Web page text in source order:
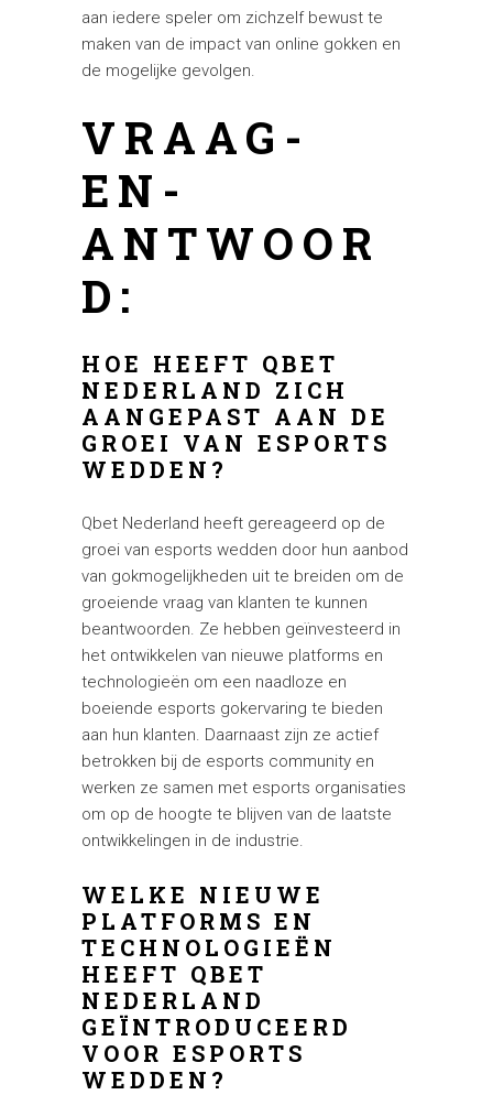
aan iedere speler om zichzelf bewust te
maken van de impact van online gokken en
de mogelijke gevolgen.
VRAAG-
EN-
ANTWOOR
D:
HOE HEEFT QBET
NEDERLAND ZICH
AANGEPAST AAN DE
GROEI VAN ESPORTS
WEDDEN?
Qbet Nederland heeft gereageerd op de
groei van esports wedden door hun aanbod
van gokmogelijkheden uit te breiden om de
groeiende vraag van klanten te kunnen
beantwoorden. Ze hebben geïnvesteerd in
het ontwikkelen van nieuwe platforms en
technologieën om een naadloze en
boeiende esports gokervaring te bieden
aan hun klanten. Daarnaast zijn ze actief
betrokken bij de esports community en
werken ze samen met esports organisaties
om op de hoogte te blijven van de laatste
ontwikkelingen in de industrie.
WELKE NIEUWE
PLATFORMS EN
TECHNOLOGIEËN
HEEFT QBET
NEDERLAND
GEÏNTRODUCEERD
VOOR ESPORTS
WEDDEN?